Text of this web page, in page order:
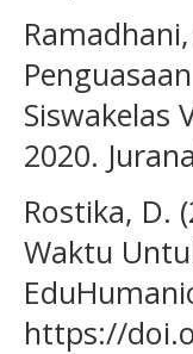
Siswakelas
2020.
Rostika, D.
Waktu
https://